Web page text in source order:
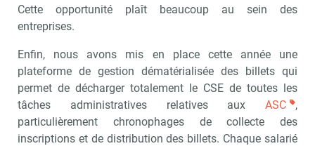
Cette opportunité plaît beaucoup au sein des
entreprises.
Enfin, nous avons mis en place cette année une
plateforme de gestion dématérialisée des billets qui
permet de décharger totalement le CSE de toutes les
tâches administratives relatives aux ASC
,
particulièrement chronophages de collecte des
inscriptions et de distribution des billets. Chaque salarié